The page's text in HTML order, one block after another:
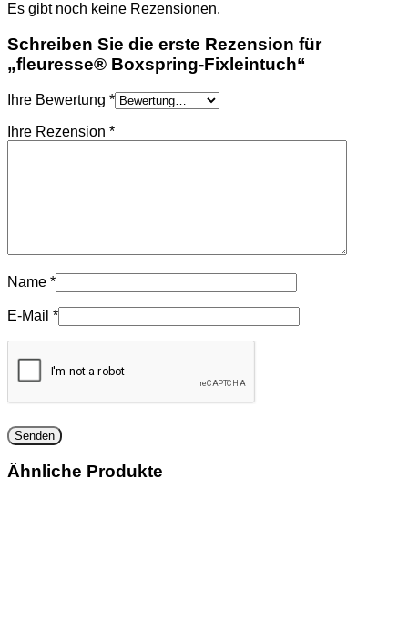
Es gibt noch keine Rezensionen.
Schreiben Sie die erste Rezension für
„fleuresse® Boxspring-Fixleintuch“
Ihre Bewertung *
Ihre Rezension *
Name *
E-Mail *
Ähnliche Produkte